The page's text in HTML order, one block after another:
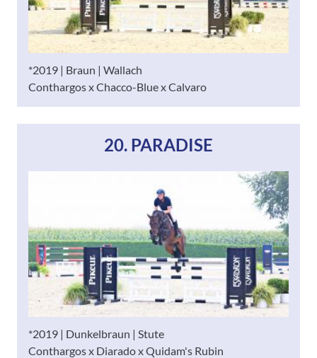
*2019 | Braun | Wallach
Conthargos x Chacco-Blue x Calvaro
20. PARADISE
*2019 | Dunkelbraun | Stute
Conthargos x Diarado x Quidam's Rubin